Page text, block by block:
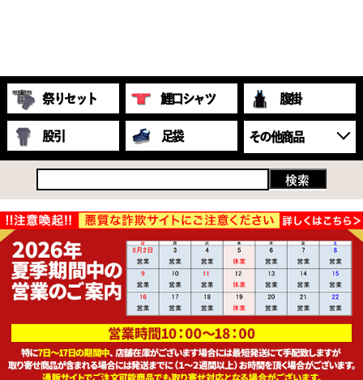
祭りセット 鯉口シャツ 腹掛
股引 足袋 その他商品